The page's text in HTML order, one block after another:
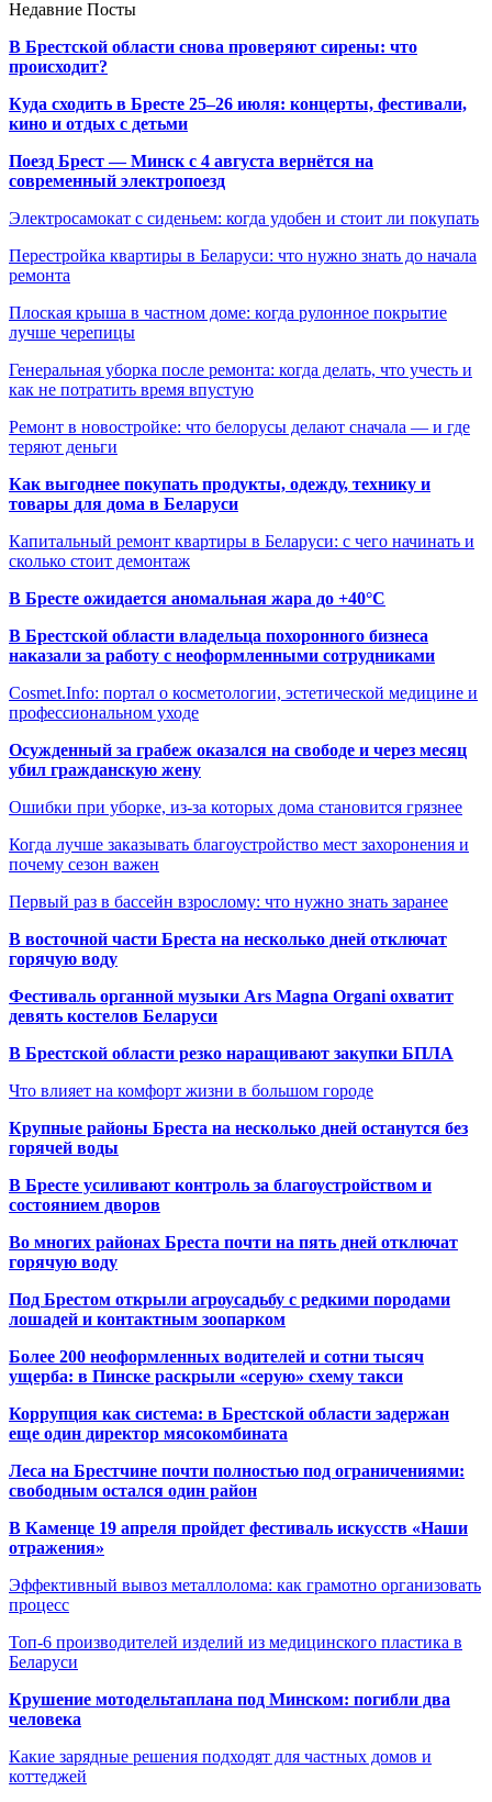
Недавние Посты
В Брестской области снова проверяют сирены: что
происходит?
Куда сходить в Бресте 25–26 июля: концерты, фестивали,
кино и отдых с детьми
Поезд Брест — Минск с 4 августа вернётся на
современный электропоезд
Электросамокат с сиденьем: когда удобен и стоит ли покупать
Перестройка квартиры в Беларуси: что нужно знать до начала
ремонта
Плоская крыша в частном доме: когда рулонное покрытие
лучше черепицы
Генеральная уборка после ремонта: когда делать, что учесть и
как не потратить время впустую
Ремонт в новостройке: что белорусы делают сначала — и где
теряют деньги
Как выгоднее покупать продукты, одежду, технику и
товары для дома в Беларуси
Капитальный ремонт квартиры в Беларуси: с чего начинать и
сколько стоит демонтаж
В Бресте ожидается аномальная жара до +40°C
В Брестской области владельца похоронного бизнеса
наказали за работу с неоформленными сотрудниками
Cosmet.Info: портал о косметологии, эстетической медицине и
профессиональном уходе
Осужденный за грабеж оказался на свободе и через месяц
убил гражданскую жену
Ошибки при уборке, из-за которых дома становится грязнее
Когда лучше заказывать благоустройство мест захоронения и
почему сезон важен
Первый раз в бассейн взрослому: что нужно знать заранее
В восточной части Бреста на несколько дней отключат
горячую воду
Фестиваль органной музыки Ars Magna Organi охватит
девять костелов Беларуси
В Брестской области резко наращивают закупки БПЛА
Что влияет на комфорт жизни в большом городе
Крупные районы Бреста на несколько дней останутся без
горячей воды
В Бресте усиливают контроль за благоустройством и
состоянием дворов
Во многих районах Бреста почти на пять дней отключат
горячую воду
Под Брестом открыли агроусадьбу с редкими породами
лошадей и контактным зоопарком
Более 200 неоформленных водителей и сотни тысяч
ущерба: в Пинске раскрыли «серую» схему такси
Коррупция как система: в Брестской области задержан
еще один директор мясокомбината
Леса на Брестчине почти полностью под ограничениями:
свободным остался один район
В Каменце 19 апреля пройдет фестиваль искусств «Наши
отражения»
Эффективный вывоз металлолома: как грамотно организовать
процесс
Топ-6 производителей изделий из медицинского пластика в
Беларуси
Крушение мотодельтаплана под Минском: погибли два
человека
Какие зарядные решения подходят для частных домов и
коттеджей